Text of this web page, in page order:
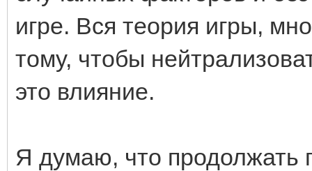
игре. Вся теория игры,
тому, чтобы
это влияние.
Я думаю, что продолжать